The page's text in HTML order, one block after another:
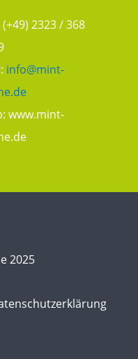
(+49) 2323 / 368
info@mint-
www.mint-
2025